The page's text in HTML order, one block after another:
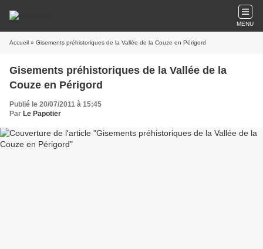
MENU
Accueil » Gisements préhistoriques de la Vallée de la Couze en Périgord
Gisements préhistoriques de la Vallée de la
Couze en Périgord
Publié le 20/07/2011 à 15:45
Par Le Papotier